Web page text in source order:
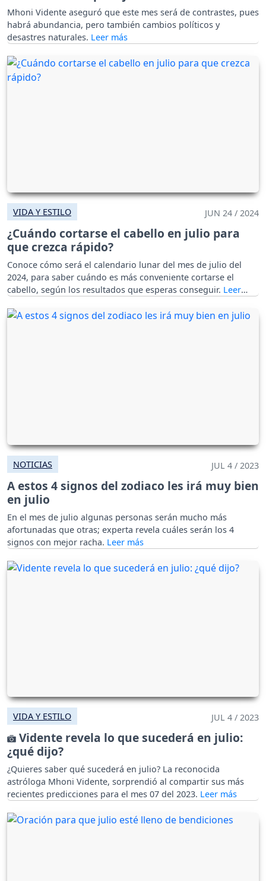
Mhoni Vidente aseguró que este mes será de contrastes, pues
habrá abundancia, pero también cambios políticos y
desastres naturales.
VIDA Y ESTILO JUN 24 / 2024
¿Cuándo cortarse el cabello en julio para
que crezca rápido?
Conoce cómo será el calendario lunar del mes de julio del
2024, para saber cuándo es más conveniente cortarse el
cabello, según los resultados que esperas conseguir.
NOTICIAS JUL 4 / 2023
A estos 4 signos del zodiaco les irá muy bien
en julio
En el mes de julio algunas personas serán mucho más
afortunadas que otras; experta revela cuáles serán los 4
signos con mejor racha.
VIDA Y ESTILO JUL 4 / 2023
Vidente revela lo que sucederá en julio:
¿qué dijo?
¿Quieres saber qué sucederá en julio? La reconocida
astróloga Mhoni Vidente, sorprendió al compartir sus más
recientes predicciones para el mes 07 del 2023.